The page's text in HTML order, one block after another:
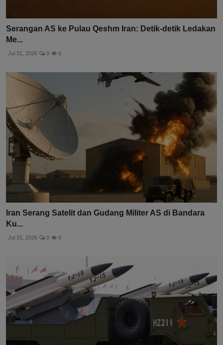
Serangan AS ke Pulau Qeshm Iran: Detik-detik Ledakan
Me...
Jul 31, 2026 0 6
Iran Serang Satelit dan Gudang Militer AS di Bandara
Ku...
Jul 31, 2026 0 9